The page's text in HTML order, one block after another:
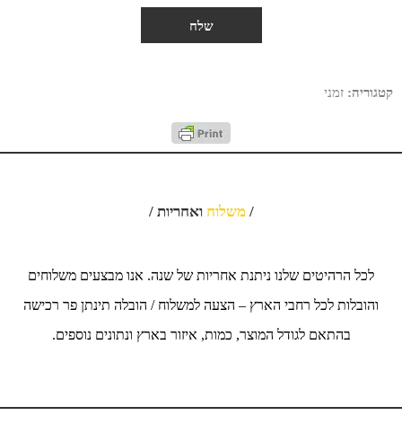
קטגוריה: זמני
/משלוח ואחריות /
לכל הרהיטים שלנו ניתנת אחריות של שנה. אנו מבצעים משלוחים
והובלות לכל רחבי הארץ – הצעה למשלוח / הובלה תינתן פר רכישה
בהתאם לגודל המוצר, כמות, איזור בארץ ונתונים נוספים.